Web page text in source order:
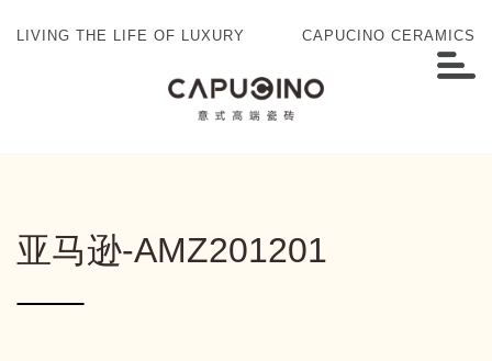
LIVING THE LIFE OF LUXURY CAPUCINO CERAMICS
亚马逊-AMZ201201